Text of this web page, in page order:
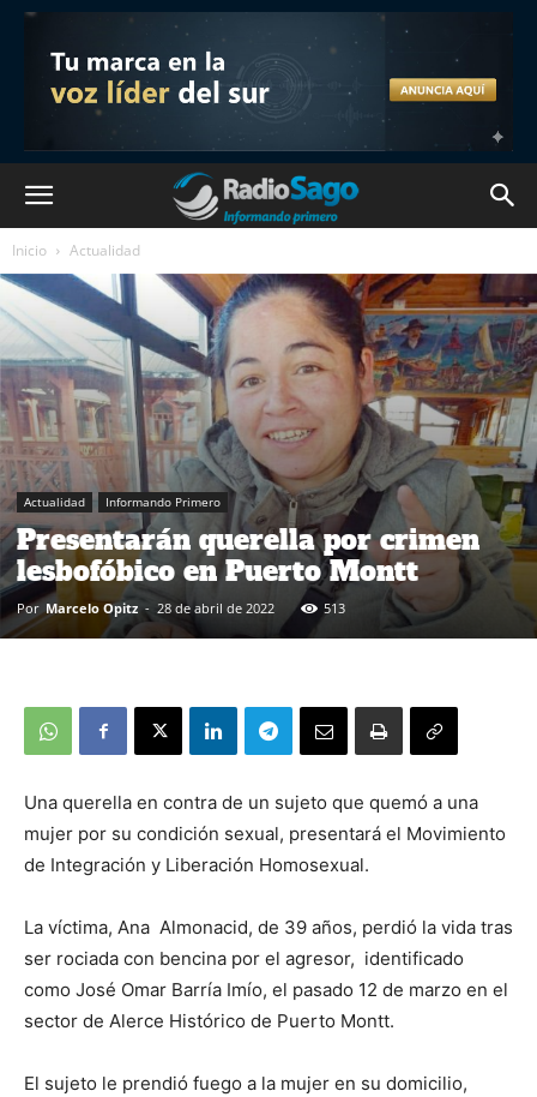
Inicio Actualidad
Actualidad Informando Primero
Presentarán querella por crimen
lesbofóbico en Puerto Montt
Por Marcelo Opitz - 28 de abril de 2022 513
Una querella en contra de un sujeto que quemó a una
mujer por su condición sexual, presentará el Movimiento
de Integración y Liberación Homosexual.
La víctima, Ana Almonacid, de 39 años, perdió la vida tras
ser rociada con bencina por el agresor, identificado
como José Omar Barría Imío, el pasado 12 de marzo en el
sector de Alerce Histórico de Puerto Montt.
El sujeto le prendió fuego a la mujer en su domicilio,